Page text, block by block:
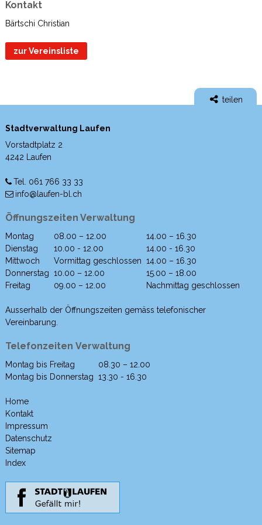
Kontakt
Bärtschi Christian
zur Vereinsliste
teilen
Stadtverwaltung Laufen
Vorstadtplatz 2
4242 Laufen
Tel. 061 766 33 33
info@laufen-bl.ch
Öffnungszeiten Verwaltung
Wochentag Morgen Nachmittag
Montag 08.00 – 12.00
14.00 – 16.30
Dienstag
10.00 - 12.00
14.00 - 16.30
Mittwoch
Vormittag geschlossen 14.00 – 16.30
Donnerstag 10.00 – 12.00
15.00 – 18.00
Freitag
09.00 – 12.00 Nachmittag geschlossen
Ausserhalb der Öffnungszeiten gemäss telefonischer
Vereinbarung.
Telefonzeiten Verwaltung
Wochentag Morgen Nachmittag
Montag bis Freitag
08.30 – 12.00
Montag bis Donnerstag 13.30 - 16.30
Home
Kontakt
Impressum
Datenschutz
Sitemap
Index